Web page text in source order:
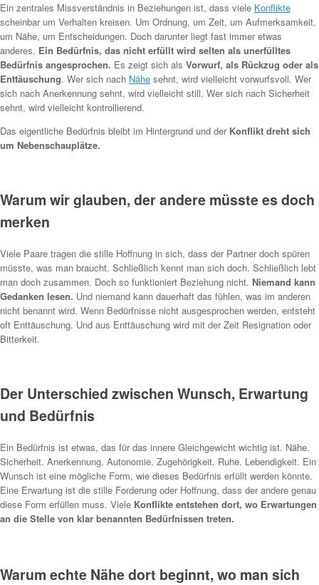
Ein zentrales Missverständnis in Beziehungen ist, dass viele Konflikte
scheinbar um Verhalten kreisen. Um Ordnung, um Zeit, um Aufmerksamkeit,
um Nähe, um Entscheidungen. Doch darunter liegt fast immer etwas
anderes. Ein Bedürfnis, das nicht erfüllt wird selten als unerfülltes
Bedürfnis angesprochen. Es zeigt sich als Vorwurf, als Rückzug oder als
Enttäuschung. Wer sich nach Nähe sehnt, wird vielleicht vorwurfsvoll. Wer
sich nach Anerkennung sehnt, wird vielleicht still. Wer sich nach Sicherheit
sehnt, wird vielleicht kontrollierend.
Das eigentliche Bedürfnis bleibt im Hintergrund und der Konflikt dreht sich
um Nebenschauplätze.
Warum wir glauben, der andere müsste es doch
merken
Viele Paare tragen die stille Hoffnung in sich, dass der Partner doch spüren
müsste, was man braucht. Schließlich kennt man sich doch. Schließlich lebt
man doch zusammen. Doch so funktioniert Beziehung nicht. Niemand kann
Gedanken lesen. Und niemand kann dauerhaft das fühlen, was im anderen
nicht benannt wird. Wenn Bedürfnisse nicht ausgesprochen werden, entsteht
oft Enttäuschung. Und aus Enttäuschung wird mit der Zeit Resignation oder
Bitterkeit.
Der Unterschied zwischen Wunsch, Erwartung
und Bedürfnis
Ein Bedürfnis ist etwas, das für das innere Gleichgewicht wichtig ist. Nähe.
Sicherheit. Anerkennung. Autonomie. Zugehörigkeit. Ruhe. Lebendigkeit. Ein
Wunsch ist eine mögliche Form, wie dieses Bedürfnis erfüllt werden könnte.
Eine Erwartung ist die stille Forderung oder Hoffnung, dass der andere genau
diese Form erfüllen muss. Viele Konflikte entstehen dort, wo Erwartungen
an die Stelle von klar benannten Bedürfnissen treten.
Warum echte Nähe dort beginnt, wo man sich